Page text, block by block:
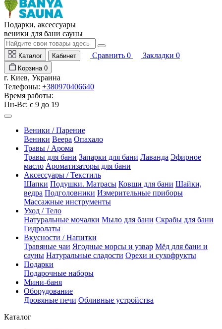
Подарки, аксессуары
веники для бани сауны
Каталог Кабинет Сравнить 0 Закладки 0
Корзина 0
г. Киев, Украина
Телефоны: +380970406640
Время работы:
Пн-Вс: с 9 до 19
Веники / Парение
Веники Веера Опахало
Травы / Арома
Травы для бани Запарки для бани Лаванда Эфирное
масло Ароматизаторы для бани
Аксессуары / Текстиль
Шапки Подушки. Матрасы Ковши для бани Шайки,
ведра Подголовники Измерительные приборы
Массажные инструменты
Уход / Тело
Натуральные мочалки Мыло для бани Скрабы для бани
Гидролаты
Вкусности / Напитки
Травяные чаи Ягодные морсы и узвар Мёд для бани и
сауны Натуральные сладости Орехи и сухофрукты
Подарки
Подарочные наборы
Мини-баня
Оборудование
Дровяные печи Обливные устройства
Каталог